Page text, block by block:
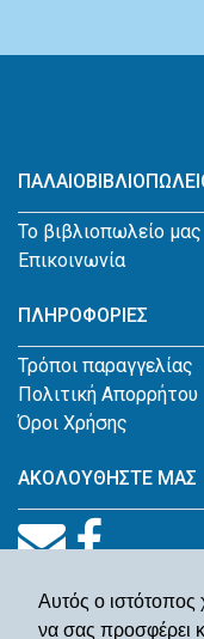
Αυτός ο ιστότοπος
να σας προσφέρει
Το βιβλιοπωλείο μας
Επικοινωνία
ΠΛΗΡΟΦΟΡΙΕΣ
Τρόποι παραγγελίας
Πολιτική Απορρήτου
Όροι Χρήσης
ΑΚΟΛΟΥΘΗΣΤΕ ΜΑΣ